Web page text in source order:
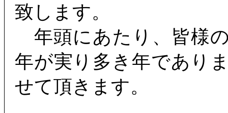
致します。
年頭にあたり、皆様
年が実り多き年であり
せて頂きます。